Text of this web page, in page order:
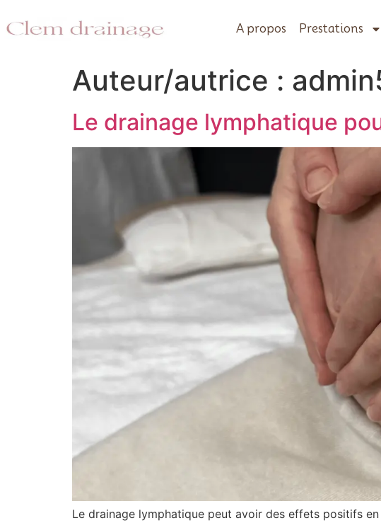
A propos Prestations
Auteur/autrice :
Le drainage lymphatique
Le drainage lymphatique peut avoir des effets positifs